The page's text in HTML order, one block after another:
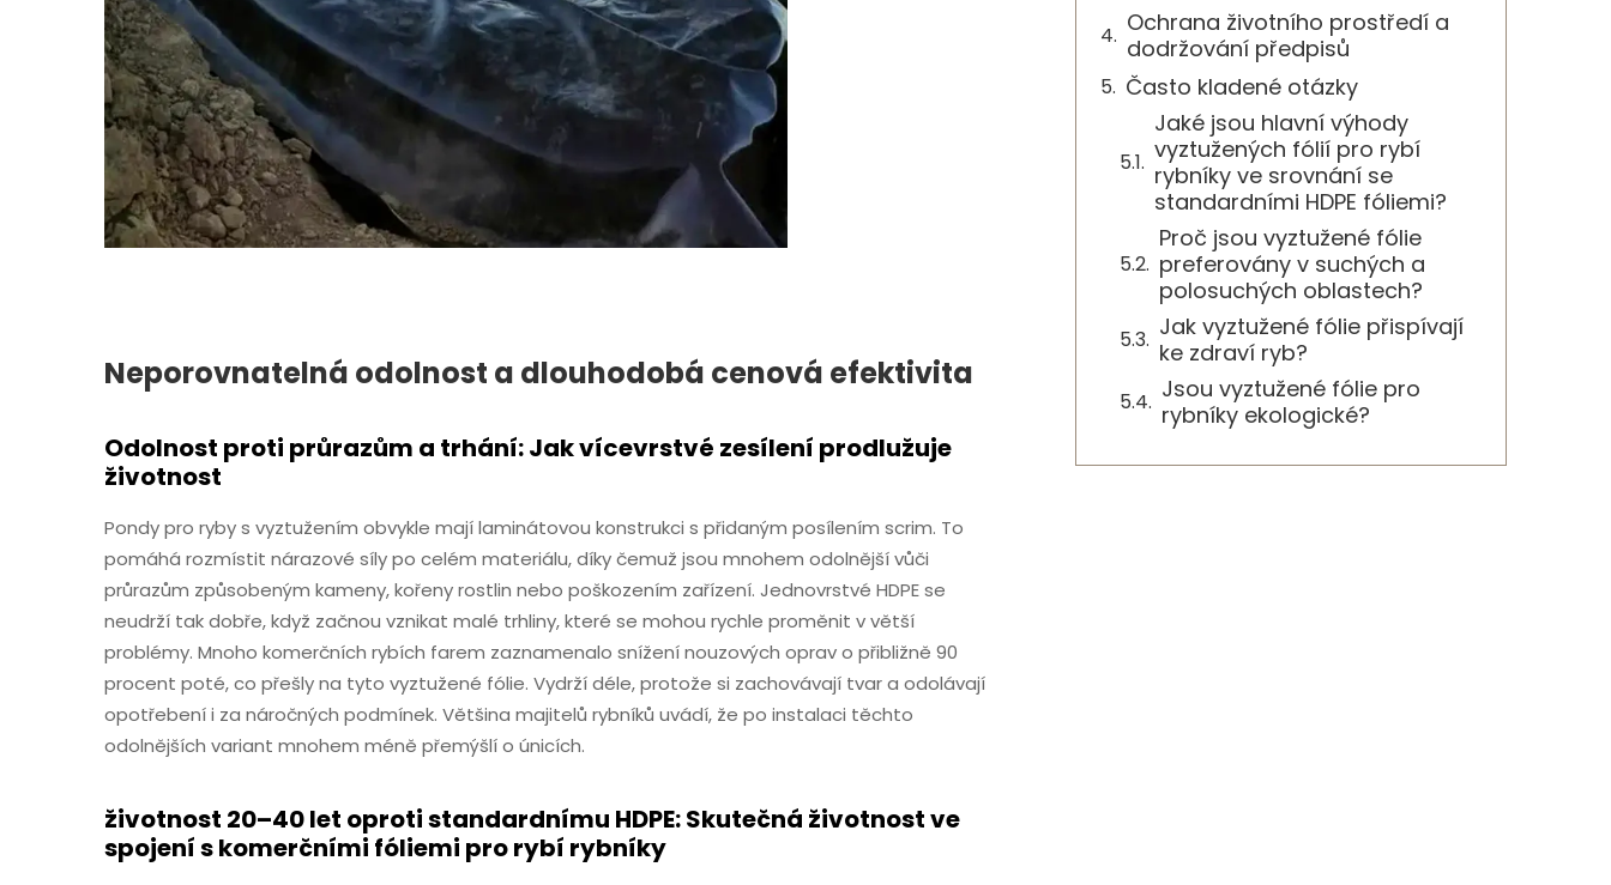
Neporovnatelná odolnost a dlouhodobá cenová efektivita
Odolnost proti průrazům a trhání: Jak vícevrstvé zesílení prodlužuje
životnost
Pondy pro ryby s vyztužením obvykle mají laminátovou konstrukci s přidaným posílením scrim. To
pomáhá rozmístit nárazové síly po celém materiálu, díky čemuž jsou mnohem odolnější vůči
průrazům způsobeným kameny, kořeny rostlin nebo poškozením zařízení. Jednovrstvé HDPE se
neudrží tak dobře, když začnou vznikat malé trhliny, které se mohou rychle proměnit v větší
problémy. Mnoho komerčních rybích farem zaznamenalo snížení nouzových oprav o přibližně 90
procent poté, co přešly na tyto vyztužené fólie. Vydrží déle, protože si zachovávají tvar a odolávají
opotřebení i za náročných podmínek. Většina majitelů rybníků uvádí, že po instalaci těchto
odolnějších variant mnohem méně přemýšlí o únicích.
životnost 20–40 let oproti standardnímu HDPE: Skutečná životnost ve
spojení s komerčními fóliemi pro rybí rybníky
Ochrana životního prostředí a
dodržování předpisů
Často kladené otázky
Jaké jsou hlavní výhody
vyztužených fólií pro rybí
rybníky ve srovnání se
standardními HDPE fóliemi?
Proč jsou vyztužené fólie
preferovány v suchých a
polosuchých oblastech?
Jak vyztužené fólie přispívají
ke zdraví ryb?
Jsou vyztužené fólie pro
rybníky ekologické?